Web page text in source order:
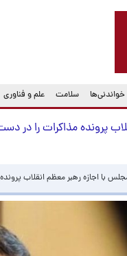
خواندنی‌ها سلامت علم و فناوری
پرونده مذاکرات را در
با اجازه رهبر معظم انقلاب